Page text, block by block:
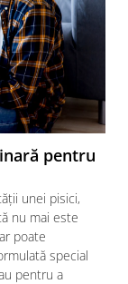
pentru
unei pisici,
nu mai este
poate
special
pentru a